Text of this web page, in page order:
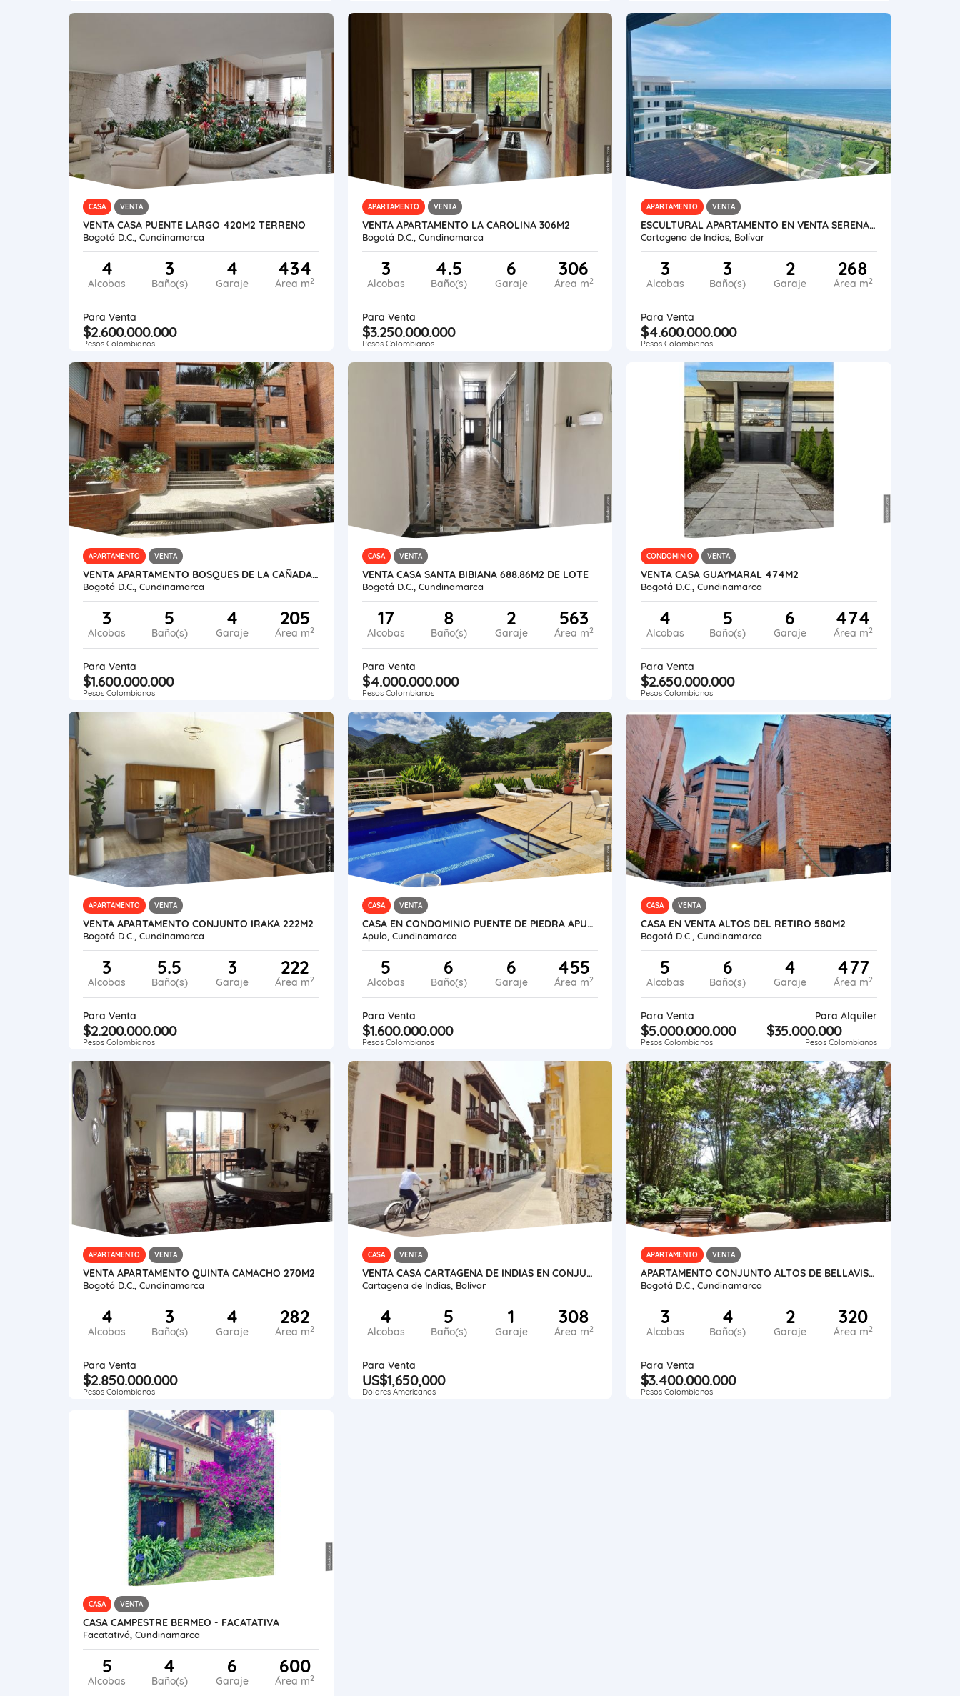
CASA VENTA
VENTA CASA PUENTE LARGO 420M2 TERRENO
Bogotá D.C., Cundinamarca
4
Alcobas
3
Baño(s)
4
Garaje
434
Área m2
Para Venta
$2.600.000.000
Pesos Colombianos
APARTAMENTO VENTA
VENTA APARTAMENTO LA CAROLINA 306M2
Bogotá D.C., Cundinamarca
3
Alcobas
4.5
Baño(s)
6
Garaje
306
Área m2
Para Venta
$3.250.000.000
Pesos Colombianos
APARTAMENTO VENTA
ESCULTURAL APARTAMENTO EN VENTA SERENA DEL MAR
Cartagena de Indias, Bolívar
3
Alcobas
3
Baño(s)
2
Garaje
268
Área m2
Para Venta
$4.600.000.000
Pesos Colombianos
APARTAMENTO VENTA
VENTA APARTAMENTO BOSQUES DE LA CAÑADA 205M2
Bogotá D.C., Cundinamarca
3
Alcobas
5
Baño(s)
4
Garaje
205
Área m2
Para Venta
$1.600.000.000
Pesos Colombianos
CASA VENTA
VENTA CASA SANTA BIBIANA 688.86M2 DE LOTE
Bogotá D.C., Cundinamarca
17
Alcobas
8
Baño(s)
2
Garaje
563
Área m2
Para Venta
$4.000.000.000
Pesos Colombianos
CONDOMINIO VENTA
VENTA CASA GUAYMARAL 474M2
Bogotá D.C., Cundinamarca
4
Alcobas
5
Baño(s)
6
Garaje
474
Área m2
Para Venta
$2.650.000.000
Pesos Colombianos
APARTAMENTO VENTA
VENTA APARTAMENTO CONJUNTO IRAKA 222M2
Bogotá D.C., Cundinamarca
3
Alcobas
5.5
Baño(s)
3
Garaje
222
Área m2
Para Venta
$2.200.000.000
Pesos Colombianos
CASA VENTA
CASA EN CONDOMINIO PUENTE DE PIEDRA APULO (CUNDINAMARCA)
Apulo, Cundinamarca
5
Alcobas
6
Baño(s)
6
Garaje
455
Área m2
Para Venta
$1.600.000.000
Pesos Colombianos
CASA VENTA
CASA EN VENTA ALTOS DEL RETIRO 580M2
Bogotá D.C., Cundinamarca
5
Alcobas
6
Baño(s)
4
Garaje
477
Área m2
Para Venta
$5.000.000.000
Pesos Colombianos
Para Alquiler
$35.000.000
Pesos Colombianos
APARTAMENTO VENTA
VENTA APARTAMENTO QUINTA CAMACHO 270M2
Bogotá D.C., Cundinamarca
4
Alcobas
3
Baño(s)
4
Garaje
282
Área m2
Para Venta
$2.850.000.000
Pesos Colombianos
CASA VENTA
VENTA CASA CARTAGENA DE INDIAS EN CONJUNTO - ZONA AMURALLADA
Cartagena de Indias, Bolívar
4
Alcobas
5
Baño(s)
1
Garaje
308
Área m2
Para Venta
US$1,650,000
Dólares Americanos
APARTAMENTO VENTA
APARTAMENTO CONJUNTO ALTOS DE BELLAVISTA 320M2
Bogotá D.C., Cundinamarca
3
Alcobas
4
Baño(s)
2
Garaje
320
Área m2
Para Venta
$3.400.000.000
Pesos Colombianos
CASA VENTA
CASA CAMPESTRE BERMEO - FACATATIVA
Facatativá, Cundinamarca
5
Alcobas
4
Baño(s)
6
Garaje
600
Área m2